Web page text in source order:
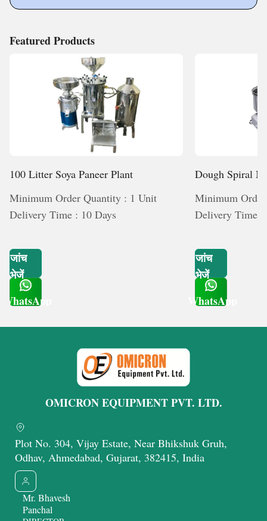
Featured Products
100 Litter Soya Paneer Plant
Minimum Order Quantity : 1 Unit
Delivery Time : 10 Days
जांच
भेजें
WhatsApp
Dough Spiral
Minimum
Delivery Time :
जांच
भेजें
WhatsApp
OMICRON EQUIPMENT PVT. LTD.
Plot No. 304, Vijay Estate, Near Bhikshuk Gruh,
Odhav, Ahmedabad, Gujarat, 382415, India
Mr. Bhavesh
Panchal